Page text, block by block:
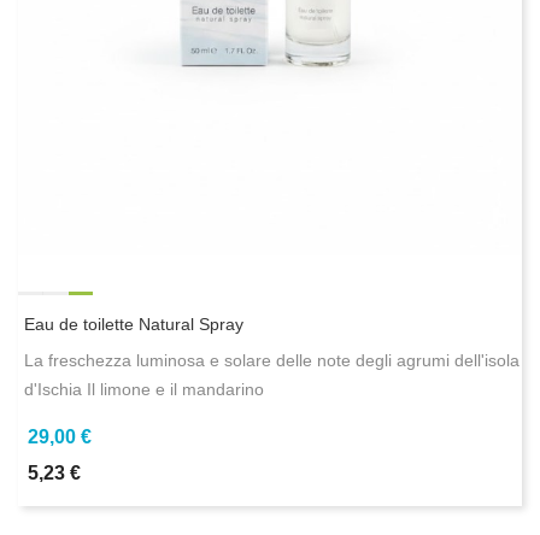
Eau de toilette Natural Spray
La freschezza luminosa e solare delle note degli agrumi dell'isola
d'Ischia Il limone e il mandarino
29,00 €
5,23 €